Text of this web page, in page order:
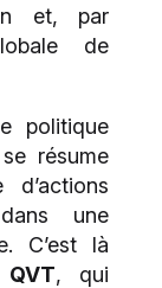
et, par
de
politique
résume
une
C’est là
, qui